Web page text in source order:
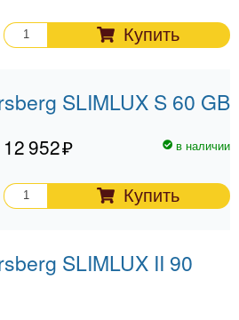
Купить
SLIMLUX S 60 GB
12 952 в наличии
Купить
SLIMLUX II 90